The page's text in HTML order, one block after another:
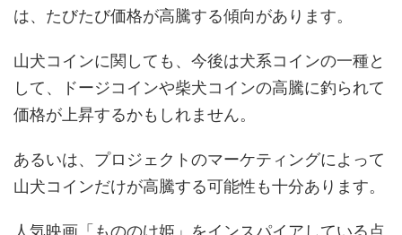
は、たびたび価格が高騰する傾向があります。
山犬コインに関しても、今後は犬系コインの一種と
して、ドージコインや柴犬コインの高騰に釣られて
価格が上昇するかもしれません。
あるいは、プロジェクトのマーケティングによって
山犬コインだけが高騰する可能性も十分あります。
人気映画「もののけ姫」をインスパイアしている点